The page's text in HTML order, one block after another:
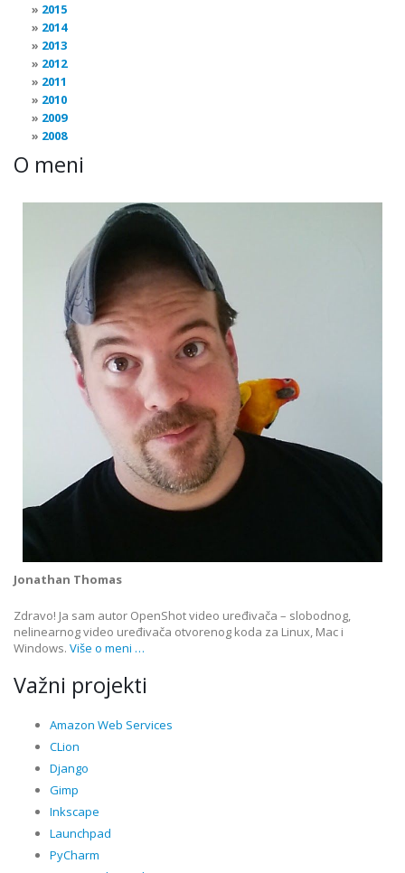
2015
2014
2013
2012
2011
2010
2009
2008
O meni
Jonathan Thomas
Zdravo! Ja sam autor OpenShot video uređivača – slobodnog,
nelinearnog video uređivača otvorenog koda za Linux, Mac i
Windows. Više o meni …
Važni projekti
Amazon Web Services
CLion
Django
Gimp
Inkscape
Launchpad
PyCharm